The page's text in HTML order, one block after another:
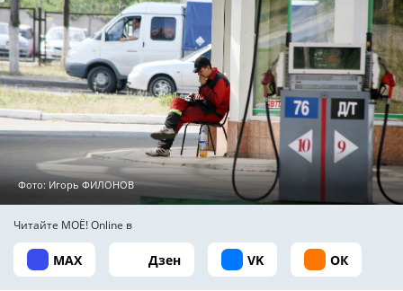
Фото: Игорь ФИЛОНОВ
Читайте МОЁ! Online в
MAX Дзен VK ОК